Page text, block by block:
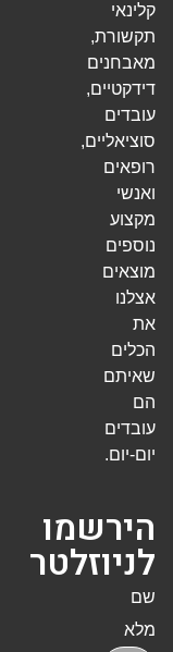
קלינאי
תקשורת,
מאבחנים
דידקטיים,
עובדים
סוציאליים,
רופאים
ואנשי
מקצוע
נוספים
מוצאים
אצלנו
את
הכלים
שאיתם
הם
עובדים
יום-יום.
הירשמו
לניוזלטר
שם
מלא